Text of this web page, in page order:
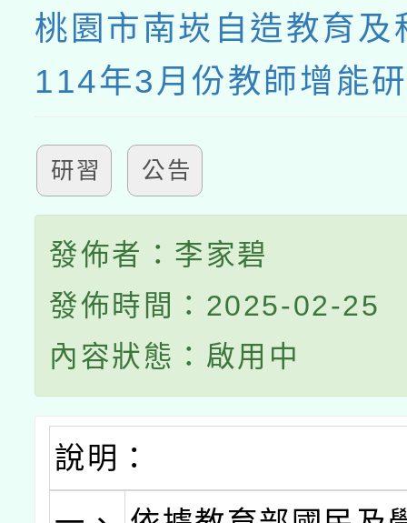
桃園市南崁自造教育及
114年3月份教師增能
研習 公告
發佈者：李家碧
發佈時間：2025-02-25
內容狀態：啟用中
說明：